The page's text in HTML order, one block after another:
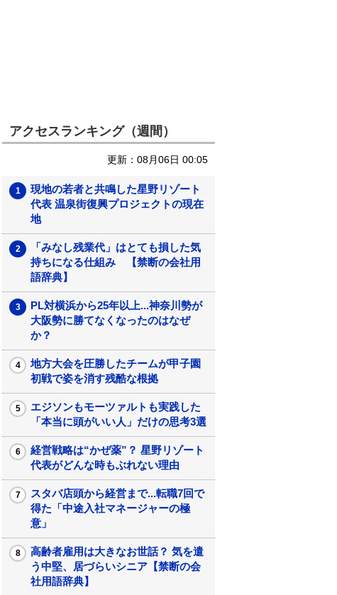
アクセスランキング（週間）
更新：08月06日 00:05
現地の若者と共鳴した星野リゾート
代表 温泉街復興プロジェクトの現在
地
「みなし残業代」はとても損した気
持ちになる仕組み 【禁断の会社用
語辞典】
PL対横浜から25年以上...神奈川勢が
大阪勢に勝てなくなったのはなぜ
か？
地方大会を圧勝したチームが甲子園
初戦で姿を消す残酷な根拠
エジソンもモーツァルトも実践した
「本当に頭がいい人」だけの思考3選
経営戦略は“かぜ薬”？ 星野リゾート
代表がどんな時もぶれない理由
スタバ店頭から経営まで...転職7回で
得た「中途入社マネージャーの極
意」
高齢者雇用は大きなお世話？ 気を遣
う中堅、居づらいシニア【禁断の会
社用語辞典】